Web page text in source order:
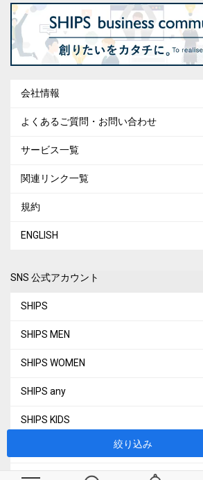
絞り込み
会社情報
よくあるご質問・お問い合わせ
サービス一覧
関連リンク一覧
規約
ENGLISH
SNS 公式アカウント
SHIPS
SHIPS MEN
SHIPS WOMEN
SHIPS any
SHIPS KIDS
City Ambient Products